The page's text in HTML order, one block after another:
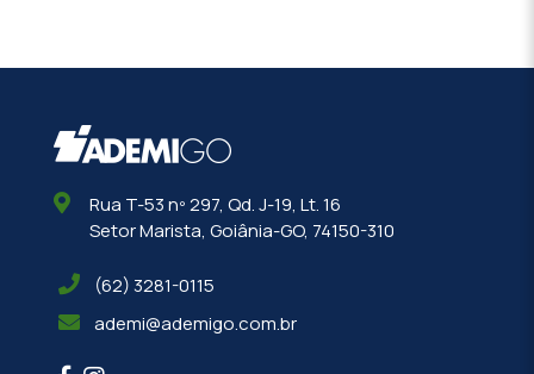
Rua T-53 nº 297, Qd. J-19, Lt. 16
Setor Marista, Goiânia-GO, 74150-310
(62) 3281-0115
ademi@ademigo.com.br